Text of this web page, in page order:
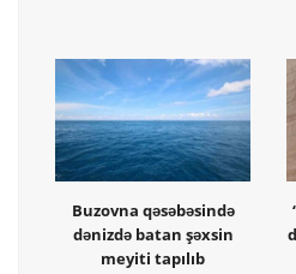
Buzovna qəsəbəsində
dənizdə batan şəxsin
meyiti tapılıb